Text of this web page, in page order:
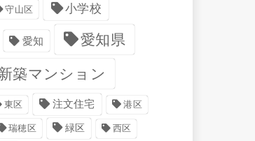
守山区 小学校
愛知 愛知県
築マンション
東区 注文住宅 港区
瑞穂区 緑区 西区